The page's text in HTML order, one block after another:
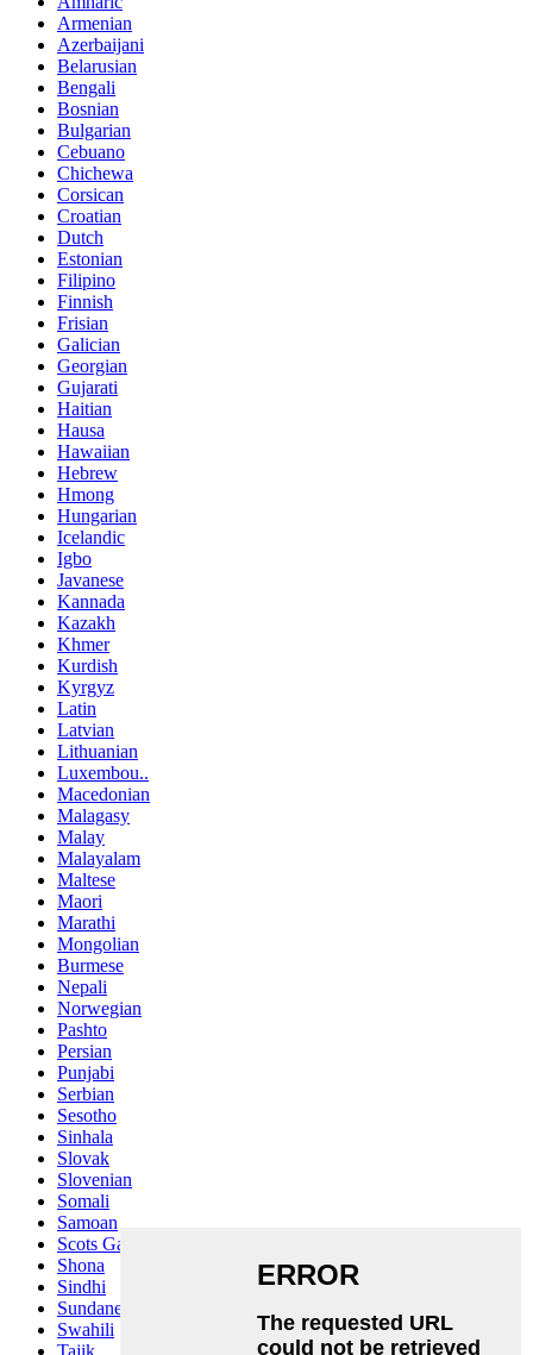
Armenian
Azerbaijani
Belarusian
Bengali
Bosnian
Bulgarian
Cebuano
Chichewa
Corsican
Croatian
Dutch
Estonian
Filipino
Finnish
Frisian
Galician
Georgian
Gujarati
Haitian
Hausa
Hawaiian
Hebrew
Hmong
Hungarian
Icelandic
Igbo
Javanese
Kannada
Kazakh
Khmer
Kurdish
Kyrgyz
Latin
Latvian
Lithuanian
Luxembou..
Macedonian
Malagasy
Malay
Malayalam
Maltese
Maori
Marathi
Mongolian
Burmese
Nepali
Norwegian
Pashto
Persian
Punjabi
Serbian
Sesotho
Sinhala
Slovak
Slovenian
Somali
Samoan
Scots Gaelic
Shona
Sindhi
Sundanese
Swahili
Tajik